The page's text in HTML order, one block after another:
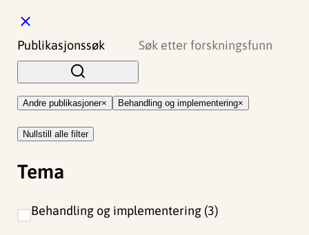
u
k
k
Publikasjonssøk
Andre publikasjoner Behandling og implementering
Nullstill alle filter
Tema
Behandling og implementering 3